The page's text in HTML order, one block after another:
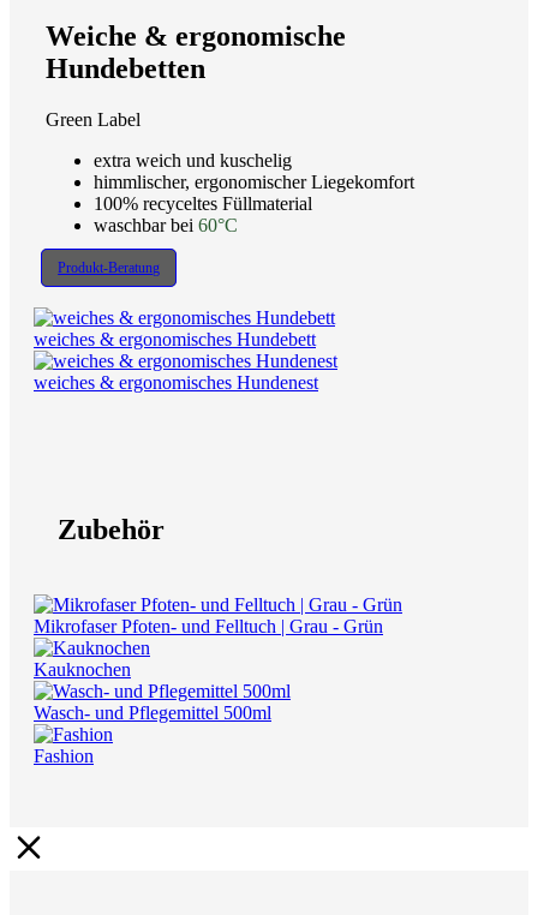
Weiche & ergonomische
Hundebetten
Green Label
extra weich und kuschelig
himmlischer, ergonomischer Liegekomfort
100% recyceltes Füllmaterial
waschbar bei 60°C
Produkt-Beratung
weiches & ergonomisches Hundebett
weiches & ergonomisches Hundenest
Zubehör
Mikrofaser Pfoten- und Felltuch | Grau - Grün
Kauknochen
Wasch- und Pflegemittel 500ml
Fashion